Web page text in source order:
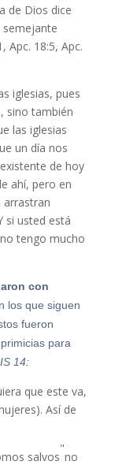
de Dios dice
semejante
Apc. 18:5, Apc.
iglesias, pues
sino también
las iglesias
un día nos
de hoy
ahí, pero en
arrastran
si usted está
tengo mucho
con
los que siguen
fueron
para
14:
que este va,
Así de
salvos
"
no